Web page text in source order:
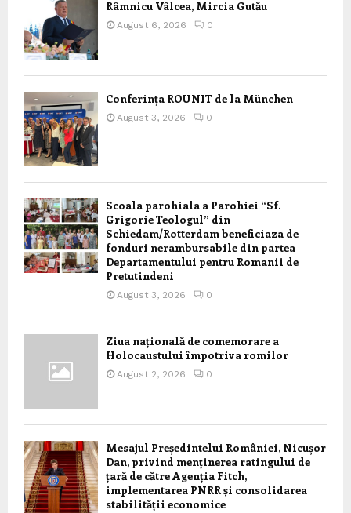
Râmnicu Vâlcea, Mircia Gutău
August 6, 2026 0
Conferința ROUNIT de la München
August 3, 2026 0
Scoala parohiala a Parohiei “Sf.
Grigorie Teologul” din
Schiedam/Rotterdam beneficiaza de
fonduri nerambursabile din partea
Departamentului pentru Romanii de
Pretutindeni
August 3, 2026 0
Ziua națională de comemorare a
Holocaustului împotriva romilor
August 2, 2026 0
Mesajul Președintelui României, Nicușor
Dan, privind menținerea ratingului de
țară de către Agenția Fitch,
implementarea PNRR și consolidarea
stabilității economice